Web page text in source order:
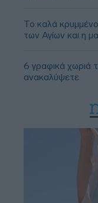
Το καλά
των Αγίων και η
6 γραφικά χωριά
ανακαλύψετε